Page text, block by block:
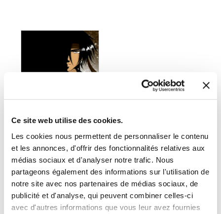
Ce site web utilise des cookies.
Les cookies nous permettent de personnaliser le contenu
et les annonces, d'offrir des fonctionnalités relatives aux
médias sociaux et d'analyser notre trafic. Nous
partageons également des informations sur l'utilisation de
notre site avec nos partenaires de médias sociaux, de
publicité et d'analyse, qui peuvent combiner celles-ci
avec d'autres informations que vous leur avez fournies
(0 avis)
LUMINA LA CITÉ
PERDUE